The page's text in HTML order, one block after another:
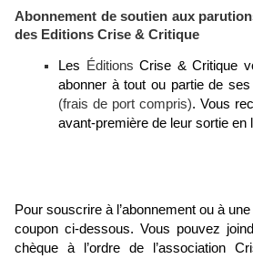
Abonnement de soutien aux
des Editions Crise & Critique
Les Éditions Crise & Critique
abonner à tout ou partie de
(frais de port compris). Vous
avant-première de leur sortie en
Pour souscrire à l’abonnement ou à
coupon ci-dessous. Vous pouvez
chèque à l’ordre de l’association